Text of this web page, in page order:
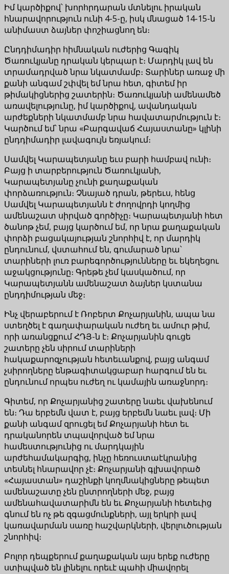
Իմ կարծիքով՝ խորհրդարան մտնելու իրական
հնարավորություն ունի 4-5-ը, իսկ մնացած 14-15-ն
անիմաստ ձայներ փոշիացնող են։
Ընդդիմադիր հիմնական ուժերից Գագիկ
Ծառուկյանը դրական կերպար է։ Մարդիկ լավ են
տրամադրված նրա նկատմամբ։ Տարիներ առաջ մի
քանի անգամ շփվել եմ նրա հետ, գիտեմ իր
թիմակիցներից շատերին։ Ծառուկյանի ամենամեծ
առավելությունը, իմ կարծիքով, ավանդական
արժեքների նկատմամբ նրա հավատարմություն է։
Կարծում եմ՝ նրա «Բարգավաճ Հայաստանը» կլինի
ընդդիմադիր լավագույն եռյակում։
Սամվել Կարապետյանը եւս բարի համբավ ունի։
Բայց ի տարբերություն Ծառուկյանի,
Կարապետյանը չունի քաղաքական
փորձառություն։ Չնայած դրան, թերեւս, հենց
Սամվել Կարապետյանն է ժողովրդի կողմից
ամենաշատ սիրված գործիչը։ Կարապետյանի հետ
ծանոթ չեմ, բայց կարծում եմ, որ նրա քաղաքական
փորձի բացակայության շնորհիվ է, որ մարդիկ
ընդունում, վստահում են, գումարած նրա՝
տարիների լուռ բարեգործությունները եւ եկեղեցու
աջակցությունը։ Գրեթե չեմ կասկածում, որ
Կարապետյանն ամենաշատ ձայներ կստանա
ընդդիմության մեջ։
Ինչ վերաբերում է Ռոբերտ Քոչարյանին, ապա նա
ստեղծել է գաղափարական ուժեղ եւ ամուր թիմ,
որի առանցքում ՀԴՅ-ն է։ Քոչարյանին գուցե
շատերը չեն սիրում տարիների
հակաքարոզչության հետեւանքով, բայց անգամ
չսիրողները ենթագիտակցաբար հարգում են եւ
ընդունում որպես ուժեղ ու կամային առաջնորդ։
Գիտեմ, որ Քոչարյանից շատերը նաեւ վախենում
են։ Դա երբեմն վատ է, բայց երբեմն նաեւ լավ։ Մի
քանի անգամ զրուցել եմ Քոչարյանի հետ եւ
դրականորեն տպավորված եմ նրա
համեստությունից ու մարդկային
արժեհամակարգից, ինչը հեռուստաէկրանից
տեսնել հնարավոր չէ։ Քոչարյանի գլխավորած
«Հայաստան» դաշինքի կողմնակիցները թեպետ
ամենաշատը չեն ընտրողների մեջ, բայց
ամենահավատարիմն են եւ Քոչարյանի հետեւից
գնում են ոչ թե զգացմունքների, այլ երկրի լավ
կառավարման սառը հաշվարկների, վերլուծության
շնորհիվ։
Բոլոր դեպքերում քաղաքական այս երեք ուժերը
ստիպված են լինելու որեւէ պահի միավորել